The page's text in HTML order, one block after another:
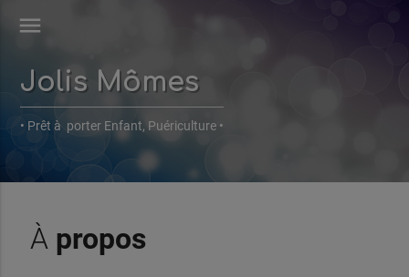
menu
Jolis Mômes
• Prêt à porter Enfant, Puériculture •
À propos